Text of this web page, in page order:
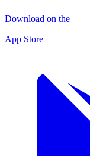
Download on the
App Store